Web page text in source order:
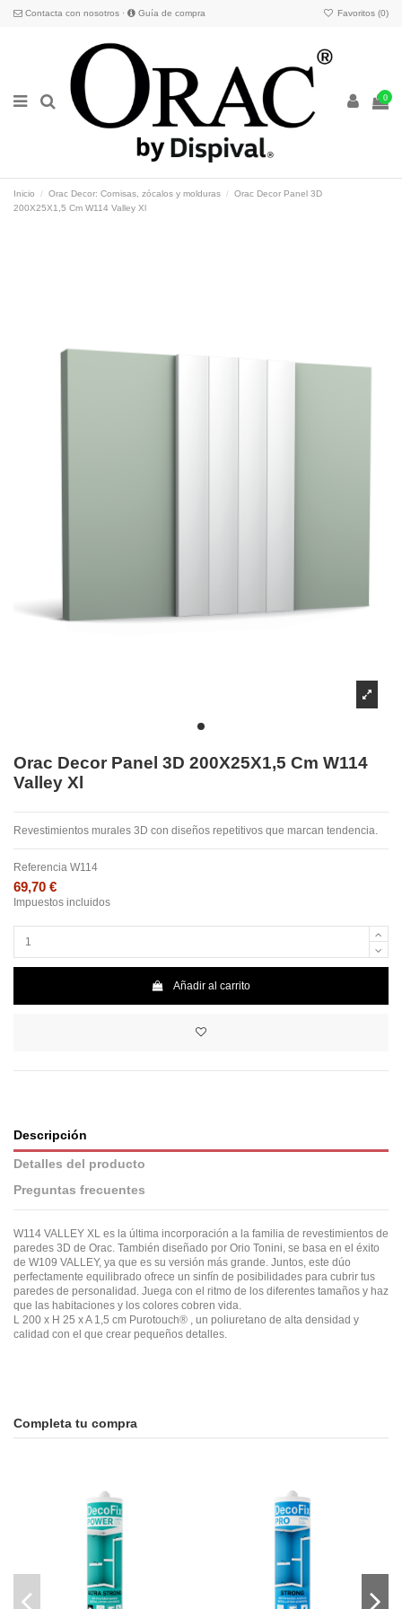
Contacta con nosotros · Guía de compra Favoritos (0)
0
Inicio Orac Decor: Cornisas, zócalos y molduras
Orac Decor Panel 3D
200X25X1,5 Cm W114 Valley Xl
Orac Decor Panel 3D 200X25X1,5 Cm W114
Valley Xl
Revestimientos murales 3D con diseños repetitivos que marcan tendencia.
Referencia W114
69,70 €
Impuestos incluidos
Añadir al carrito
Descripción
Detalles del producto
Preguntas frecuentes
W114 VALLEY XL es la última incorporación a la familia de revestimientos de
paredes 3D de Orac. También diseñado por Orio Tonini, se basa en el éxito
de W109 VALLEY, ya que es su versión más grande. Juntos, este dúo
perfectamente equilibrado ofrece un sinfín de posibilidades para cubrir tus
paredes de personalidad. Juega con el ritmo de los diferentes tamaños y haz
que las habitaciones y los colores cobren vida.
L 200 x H 25 x A 1,5 cm Purotouch® , un poliuretano de alta densidad y
calidad con el que crear pequeños detalles.
Completa tu compra